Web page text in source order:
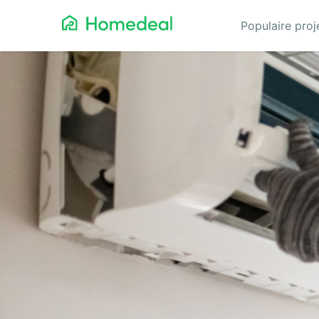
Populaire
Aannemer
Alarmsystemen
Architect
Asbest
Bestrating